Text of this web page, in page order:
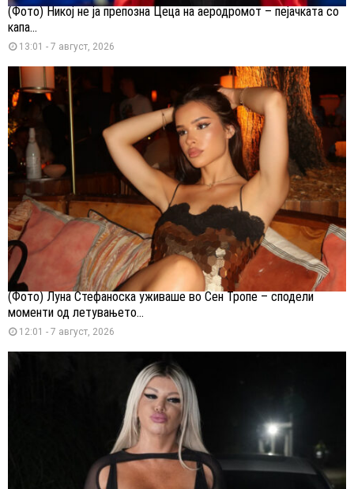
(Фото) Никој не ја препозна Цеца на аеродромот – пејачката со
капа...
13:01 - 7 август, 2026
(Фото) Луна Стефаноска уживаше во Сен Тропе – сподели
моменти од летувањето...
12:01 - 7 август, 2026